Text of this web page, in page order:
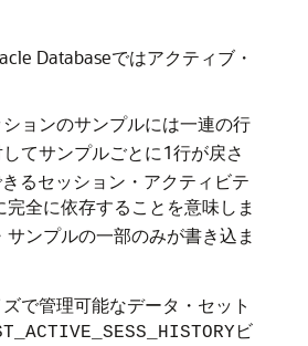
Databaseではアクティブ・
ョンのサンプルには一連の行
てサンプルごとに1行が戻さ
るセッション・アクティビテ
全に依存することを意味しま
ンプルの一部のみが書き込ま
で管理可能なデータ・セット
ビ